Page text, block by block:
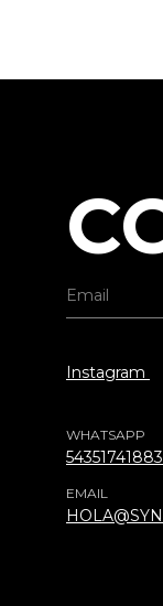
Instagram
WHATSAPP
EMAIL